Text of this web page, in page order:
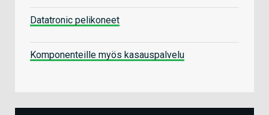
Datatronic pelikoneet
Komponenteille myös kasauspalvelu